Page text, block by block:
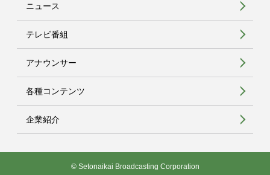
ニュース
テレビ番組
アナウンサー
各種コンテンツ
企業紹介
© Setonaikai Broadcasting Corporation